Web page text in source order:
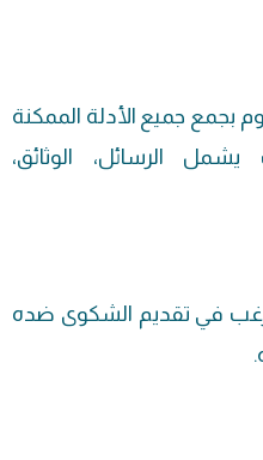
بجمع جميع الأدلة الممكنة
الرسائل، الوثائق،
في تقديم الشكوى ضده